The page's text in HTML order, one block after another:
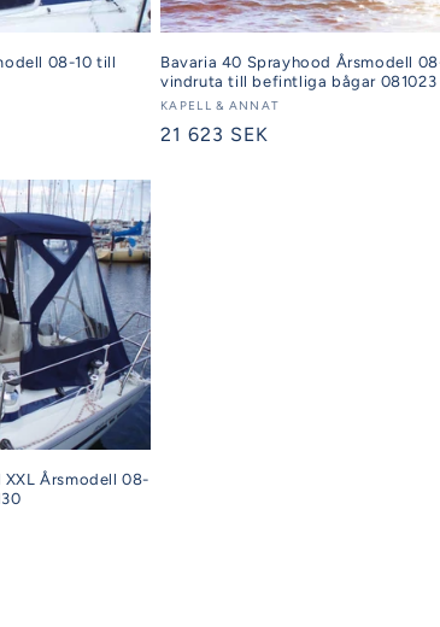
08-10 till
Bavaria 40 Sprayhood Årsmodell
vindruta till befintliga bågar 081023
Säljare:
KAPELL & ANNAT
Ordinarie
21 623 SEK
Årsmodell 08-